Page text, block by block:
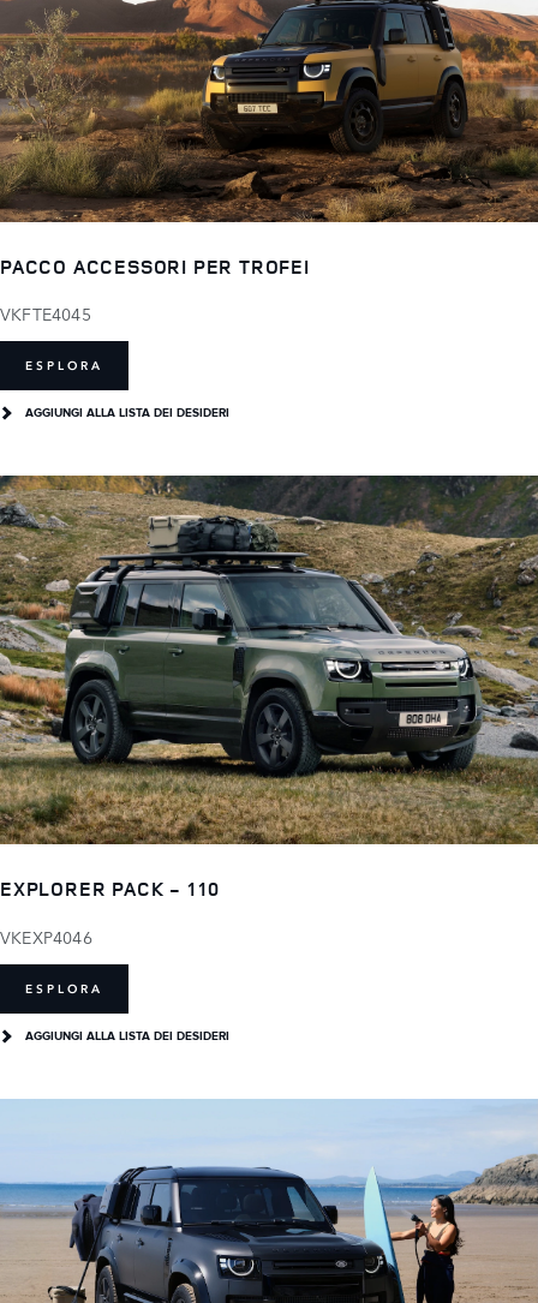
PACCO ACCESSORI PER TROFEI
VKFTE4045
ESPLORA
AGGIUNGI ALLA LISTA DEI DESIDERI
EXPLORER PACK - 110
VKEXP4046
ESPLORA
AGGIUNGI ALLA LISTA DEI DESIDERI